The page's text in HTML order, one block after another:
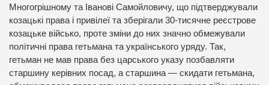
Многогрішному та Іванові Самойловичу, що підтверджували
козацькі права і привілеї та зберігали 30-тисячне реєстрове
козацьке військо, проте зміни до них значно обмежували
політичні права гетьмана та українського уряду. Так,
гетьман не мав права без царського указу позбавляти
старшину керівних посад, а старшина — скидати гетьмана,